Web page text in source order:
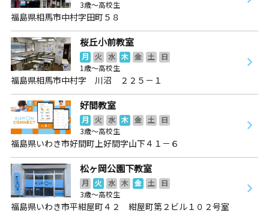
3歳～高校生
福島県相馬市中村字田町５８
桜丘小前教室
月 火 水 木 金 土
日
1歳～高校生
福島県相馬市中村字 川沼 ２２５－１
好間教室
月 火 水 木 金 土
日
3歳～高校生
福島県いわき市好間町上好間字山下４１－６
松ヶ岡公園下教室
月 火 水 木 金 土
日
3歳～高校生
福島県いわき市平紺屋町４２ 紺屋町第２ビル１０２号室